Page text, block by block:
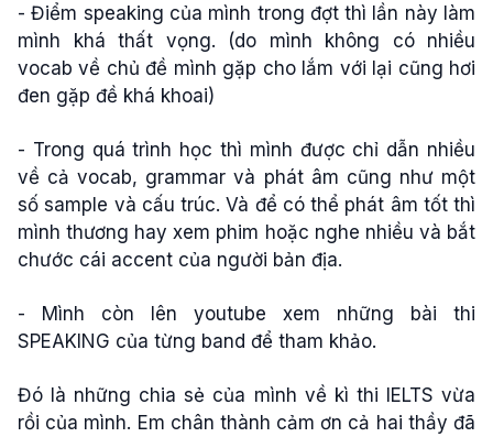
- Điểm speaking của mình trong đợt thì lần này làm
mình khá thất vọng. (do mình không có nhiều
vocab về chủ đề mình gặp cho lắm với lại cũng hơi
đen gặp đề khá khoai)
- Trong quá trình học thì mình được chỉ dẫn nhiều
về cả vocab, grammar và phát âm cũng như một
số sample và cấu trúc. Và để có thể phát âm tốt thì
mình thương hay xem phim hoặc nghe nhiều và bắt
chước cái accent của người bản địa.
- Mình còn lên youtube xem những bài thi
SPEAKING của từng band để tham khảo.
Đó là những chia sẻ của mình về kì thi IELTS vừa
rồi của mình. Em chân thành cảm ơn cả hai thầy đã